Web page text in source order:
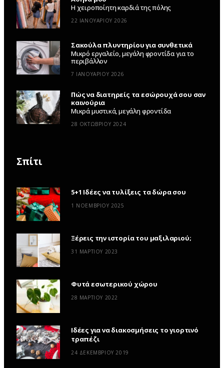
Η χειροποίητη καρδιά της πόλης
22 ΙΑΝΟΥΑΡΊΟΥ 2026
Σακούλα πλυντηρίου για συνθετικά
Μικρό εργαλείο, μεγάλη φροντίδα για το
περιβάλλον
7 ΙΑΝΟΥΑΡΊΟΥ 2026
Πώς να διατηρείς τα εσώρουχά σου σαν
καινούρια
Μικρά μυστικά, μεγάλη φροντίδα
28 ΟΚΤΩΒΡΊΟΥ 2024
Σπίτι
5+1 Ιδέες να τυλίξεις τα δώρα σου
1 ΝΟΕΜΒΡΊΟΥ 2025
Ξέρεις την ιστορία του μαξιλαριού;
31 ΜΑΡΤΊΟΥ 2023
Φυτά εσωτερικού χώρου
28 ΜΑΡΤΊΟΥ 2022
Ιδέες για να διακοσμήσεις το γιορτινό
τραπέζι
24 ΔΕΚΕΜΒΡΊΟΥ 2019